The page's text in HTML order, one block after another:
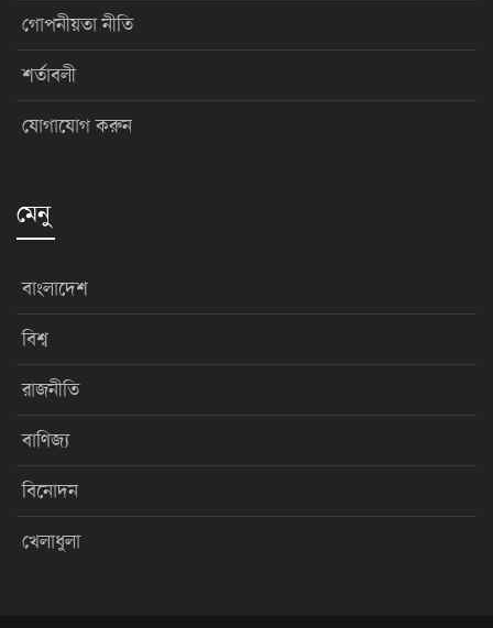
গোপনীয়তা নীতি
শর্তাবলী
যোগাযোগ করুন
মেনু
বাংলাদেশ
বিশ্ব
রাজনীতি
বাণিজ্য
বিনোদন
খেলাধুলা